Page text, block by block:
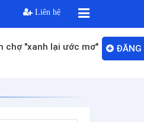
Liên hệ
chợ "xanh lại ước mơ" ĐĂNG